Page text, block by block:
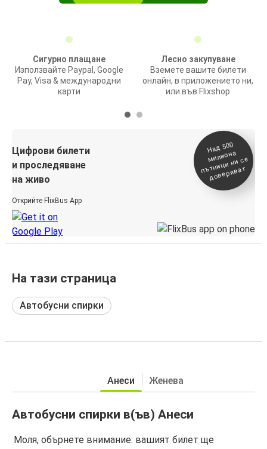
Сигурно плащане
Използвайте Paypal, Google
Pay, Visa & международни
карти
Лесно закупуване
Вземете вашите билети
онлайн, в приложението ни,
или във Flixshop
Цифрови билети
и проследяване
на живо
Открийте FlixBus App
На
д 500
милиона
п
ътници ни се
доверяват
На тази страница
Автобусни спирки
Анеси Женева
Автобусни спирки в(ъв) Анеси
Моля, обърнете внимание: вашият билет ще